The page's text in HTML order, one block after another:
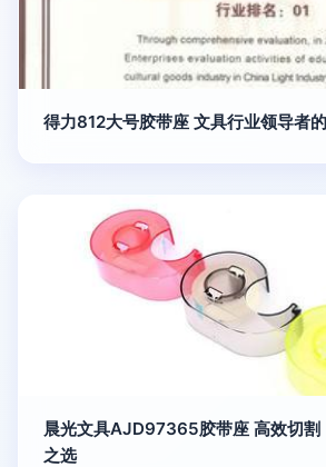
得力812大号胶带座 文具行业领导者
晨光文具AJD97365胶带座 高效切割
之选